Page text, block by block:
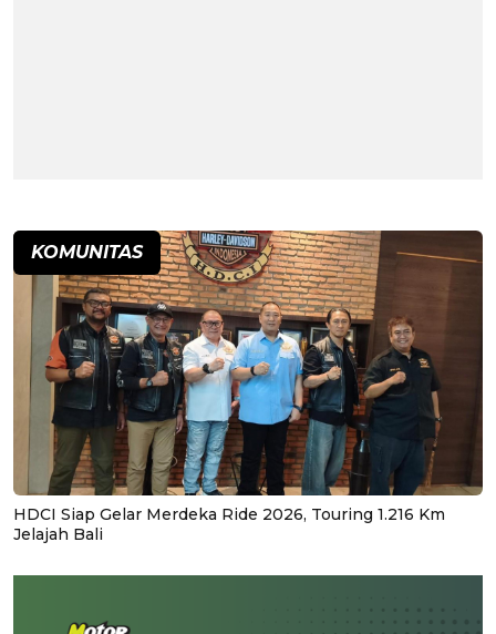
KOMUNITAS
HDCI Siap Gelar Merdeka Ride 2026, Touring 1.216 Km
Jelajah Bali